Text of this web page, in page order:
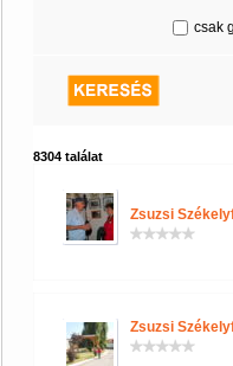
csak
8304 találat
Zsuzsi
Zsuzsi